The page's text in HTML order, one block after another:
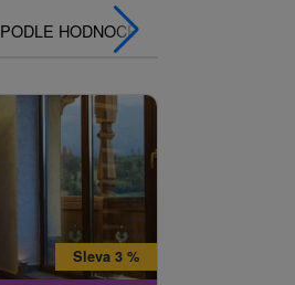
PODLE HODNOCENÍ
Sleva 3 %